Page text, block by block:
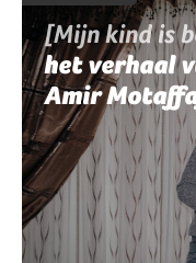
[Mijn kind is
het verhaal
Amir